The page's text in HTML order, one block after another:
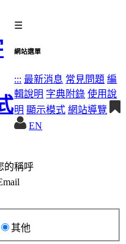
☰
網站選單
::: 最新消息 常見問題 編
輯說明 字典附錄 使用說
明 顯示模式 網站導覽
EN
的稱呼
其他